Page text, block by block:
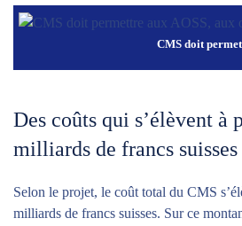
CMS doit
Des coûts qui s’élèvent à
milliards de francs suisses
Selon le projet, le coût total du CMS
milliards de francs suisses. Sur ce